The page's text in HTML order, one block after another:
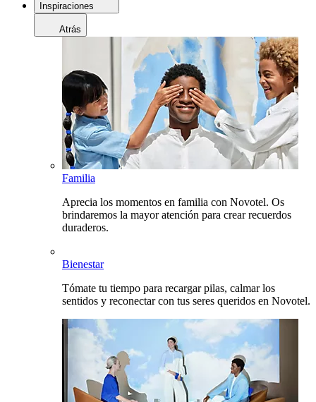
Inspiraciones
Atrás
Familia
Aprecia los momentos en familia con Novotel. Os
brindaremos la mayor atención para crear recuerdos
duraderos.
Bienestar
Tómate tu tiempo para recargar pilas, calmar los
sentidos y reconectar con tus seres queridos en Novotel.